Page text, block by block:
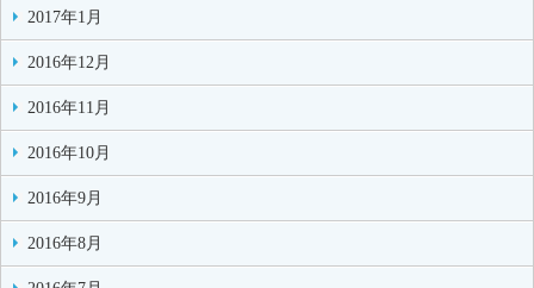
2017年1月
2016年12月
2016年11月
2016年10月
2016年9月
2016年8月